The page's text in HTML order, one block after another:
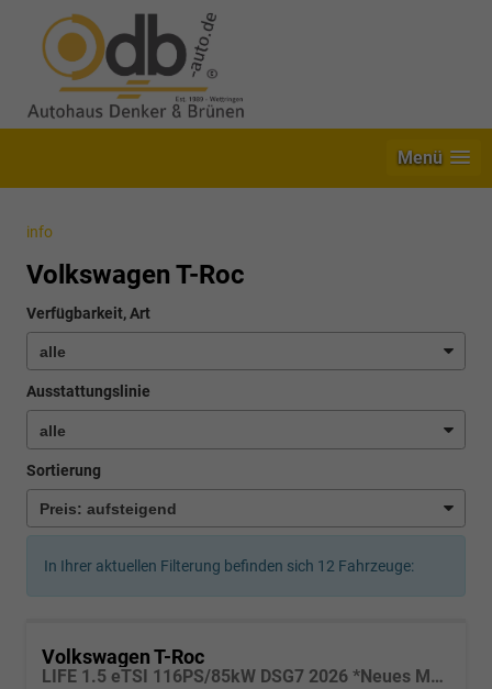
Menü
info
Volkswagen T-Roc
Verfügbarkeit, Art
Ausstattungslinie
Sortierung
In Ihrer aktuellen Filterung befinden sich 12 Fahrzeuge:
Volkswagen T-Roc
LIFE 1.5 eTSI 116PS/85kW DSG7 2026 *Neues Modell*